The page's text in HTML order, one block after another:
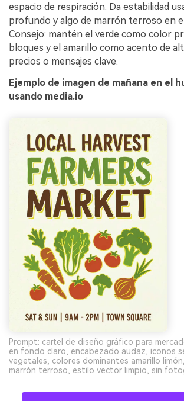
espacio de respiración. Da estabilidad
profundo y algo de marrón terroso en
Consejo: mantén el verde como color
bloques y el amarillo como acento de
precios o mensajes clave.
Ejemplo de imagen de mañana en el
usando media.io
Prompt: cartel de diseño gráfico para
en fondo claro, encabezado audaz, iconos
vegetales, colores dominantes amarillo
marrón terroso, estilo vector limpio, sin